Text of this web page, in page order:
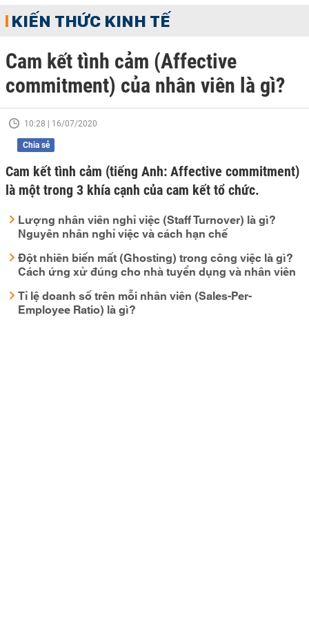
KIẾN THỨC KINH TẾ
Cam kết tình cảm (Affective
commitment) của nhân viên là gì?
10:28 | 16/07/2020
Chia sẻ
Cam kết tình cảm (tiếng Anh: Affective commitment)
là một trong 3 khía cạnh của cam kết tổ chức.
Lượng nhân viên nghỉ việc (Staff Turnover) là gì?
Nguyên nhân nghỉ việc và cách hạn chế
Đột nhiên biến mất (Ghosting) trong công việc là gì?
Cách ứng xử đúng cho nhà tuyển dụng và nhân viên
Tỉ lệ doanh số trên mỗi nhân viên (Sales-Per-
Employee Ratio) là gì?